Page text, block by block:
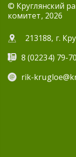
© Круглянский
комитет, 2026
213188, г.
8 (02234) 79-
rik-